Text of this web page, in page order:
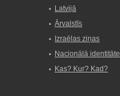
Latvijā
Ārvalstīs
Izraēlas ziņas
Nacionālā identitāte
Kas? Kur? Kad?